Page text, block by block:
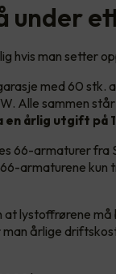
under
hvis man setter
med 60
Alle sammen
en årlig utgift på
66-armaturer fra
66-armaturene
at lystoffrørene
årlige